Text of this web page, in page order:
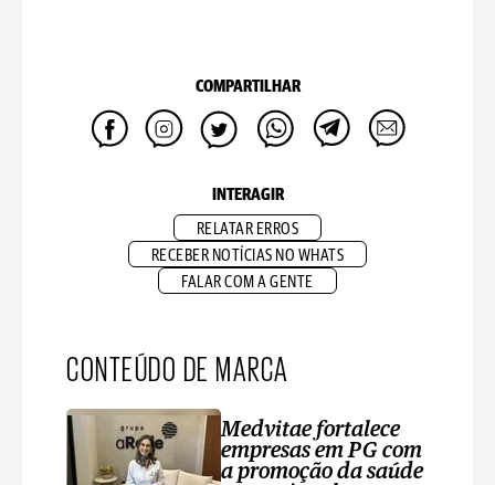
COMPARTILHAR
INTERAGIR
RELATAR ERROS
RECEBER NOTÍCIAS NO WHATS
FALAR COM A GENTE
CONTEÚDO DE MARCA
Medvitae fortalece
empresas em PG com
a promoção da saúde